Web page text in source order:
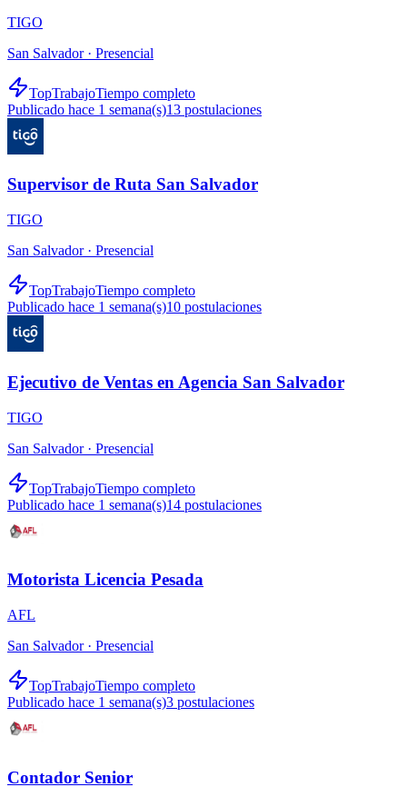
TIGO
San Salvador · Presencial
TopTrabajoTiempo completo
Publicado hace 1 semana(s)13 postulaciones
Supervisor de Ruta San Salvador
TIGO
San Salvador · Presencial
TopTrabajoTiempo completo
Publicado hace 1 semana(s)10 postulaciones
Ejecutivo de Ventas en Agencia San Salvador
TIGO
San Salvador · Presencial
TopTrabajoTiempo completo
Publicado hace 1 semana(s)14 postulaciones
Motorista Licencia Pesada
AFL
San Salvador · Presencial
TopTrabajoTiempo completo
Publicado hace 1 semana(s)3 postulaciones
Contador Senior